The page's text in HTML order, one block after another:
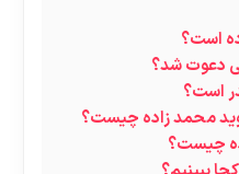
است؟
دعوت شد؟
است؟
محمد زاده چیست؟
چیست؟